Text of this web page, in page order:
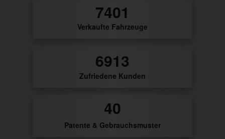
8702
Verkaufte Fahrzeuge
8129
Zufriedene Kunden
47
Patente & Gebrauchsmuster